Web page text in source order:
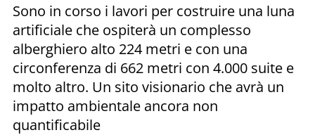
Sono in corso i lavori per costruire una luna
artificiale che ospiterà un complesso
alberghiero alto 224 metri e con una
circonferenza di 662 metri con 4.000 suite e
molto altro. Un sito visionario che avrà un
impatto ambientale ancora non
quantificabile